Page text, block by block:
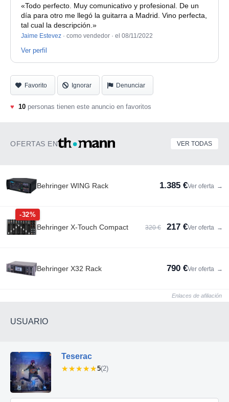
«Todo perfecto. Muy comunicativo y profesional. De un
día para otro me llegó la guitarra a Madrid. Vino perfecta,
tal cual la descripción.»
Jaime Estevez · como vendedor · el 08/11/2022
Ver perfil
Favorito Ignorar Denunciar
♥ 10 personas tienen este anuncio en favoritos
OFERTAS EN VER TODAS
Behringer WING Rack 1.385 €Ver oferta →
-32%
Behringer X-Touch Compact 320 € 217 €Ver oferta →
Behringer X32 Rack 790 €Ver oferta →
Enlaces de afiliación
USUARIO
Teserac
★★★★★
★★★★★5(2)